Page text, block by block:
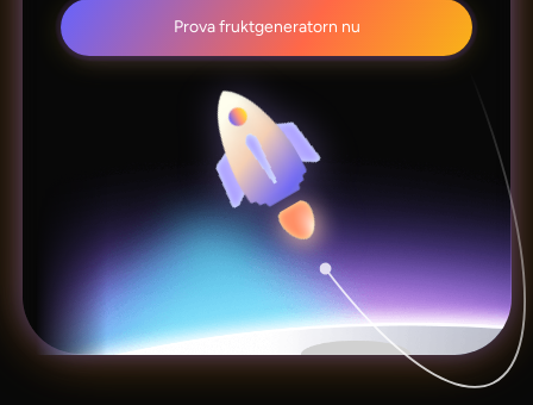
Prova fruktgeneratorn nu